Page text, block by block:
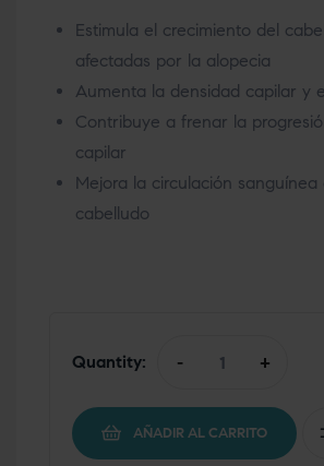
Estimula el crecimiento del
afectadas por la alopecia
Aumenta la densidad capilar y
Contribuye a frenar la
capilar
Mejora la circulación sanguínea
cabelludo
Quantity: - +
AÑADIR AL CARRITO